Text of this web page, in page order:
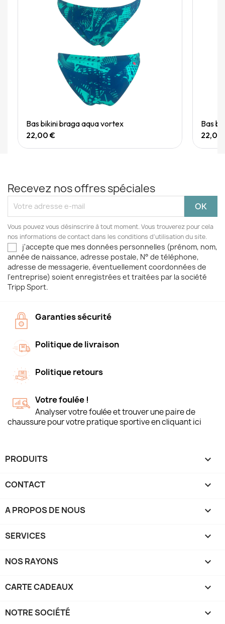
Quick View
Bas bikini braga aqua vortex
22,00 €
Bas
22,00
Recevez nos offres spéciales
Vous pouvez vous désinscrire à tout moment. Vous trouverez pour cela
nos informations de contact dans les conditions d'utilisation du site.
j'accepte que mes données personnelles (prénom, nom,
année de naissance, adresse postale, N° de téléphone,
adresse de messagerie, éventuellement coordonnées de
l'entreprise) soient enregistrées et traitées par la société
Tripp Sport.
Garanties sécurité
Politique de livraison
Politique retours
Votre foulée !
Analyser votre foulée et trouver une paire de
chaussure pour votre pratique sportive en cliquant ici
PRODUITS 
CONTACT 
A PROPOS DE NOUS 
SERVICES 
NOS RAYONS 
CARTE CADEAUX 
NOTRE SOCIÉTÉ 